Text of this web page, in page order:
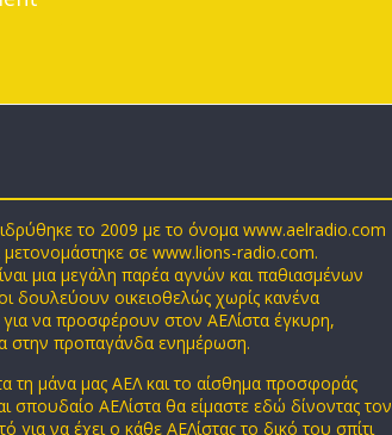
το 2009 με το όνομα www.aelradio.com
σε www.lions-radio.com.
μια μεγάλη παρέα αγνών και παθιασμένων
δουλεύουν οικειοθελώς χωρίς κανένα
να προσφέρουν στον ΑΕΛίστα έγκυρη,
στην προπαγάνδα ενημέρωση.
τη μάνα μας ΑΕΛ και το αίσθημα προσφοράς
σπουδαίο ΑΕΛίστα θα είμαστε εδώ δίνοντας τον
για να έχει ο κάθε ΑΕΛίστας το δικό του σπίτι